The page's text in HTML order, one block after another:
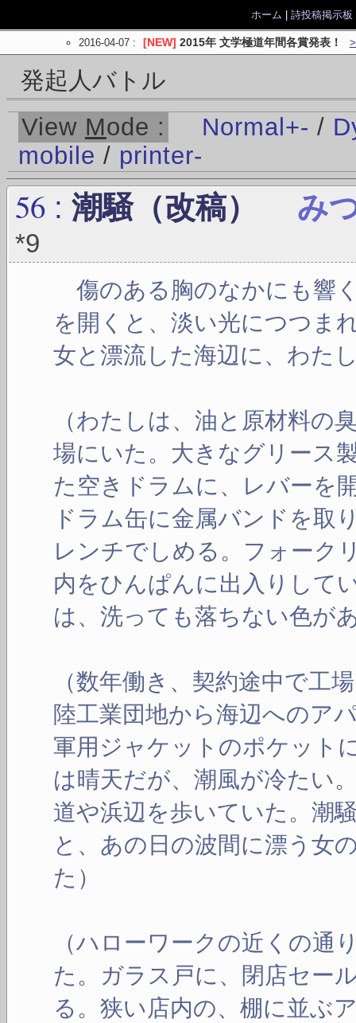
ホーム 詩投稿掲示板
2016-04-07: [NEW] 2015年 文学極道年間各賞発表！
発起人バトル
View Mode : Normal +- /
mobile / printer-
56 : 潮騒（改稿） み
*9
傷のある胸のなかにも響
を開くと、淡い光につつま
女と漂流した海辺に、わた
（わたしは、油と原材料の
場にいた。大きなグリース
た空きドラムに、レバーを
ドラム缶に金属バンドを取
レンチでしめる。フォーク
内をひんぱんに出入りして
は、洗っても落ちない色が
（数年働き、契約途中で工
陸工業団地から海辺へのア
軍用ジャケットのポケット
は晴天だが、潮風が冷たい
道や浜辺を歩いていた。潮
と、あの日の波間に漂う女
た）
（ハローワークの近くの通
た。ガラス戸に、閉店セー
る。狭い店内の、棚に並ぶ